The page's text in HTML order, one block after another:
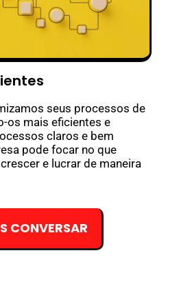
seus processos de
os mais eficientes e
claros e bem
pode focar no que
e lucrar de maneira
CONVERSAR